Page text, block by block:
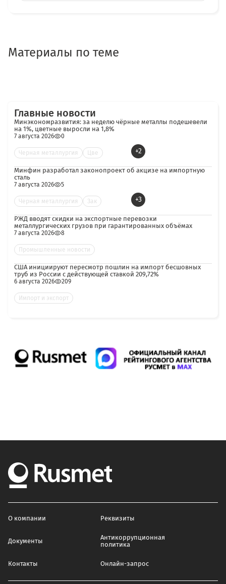
Материалы по теме
Главные новости
Минэкономразвития: за неделю чёрные металлы подешевели
на 1%, цветные выросли на 1,8%
7 августа 2026 0
Черная металлургия Цве +2
Минфин разработал законопроект об акцизе на импортную
сталь
7 августа 2026 5
Черная металлургия Зак +3
РЖД вводят скидки на экспортные перевозки
металлургических грузов при гарантированных объёмах
7 августа 2026 8
Промышленные новости
США инициируют пересмотр пошлин на импорт бесшовных
труб из России с действующей ставкой 209,72%
6 августа 2026 209
Импорт и экспорт
О компании Реквизиты
Документы
Антикоррупционная
политика
Контакты Онлайн-запрос